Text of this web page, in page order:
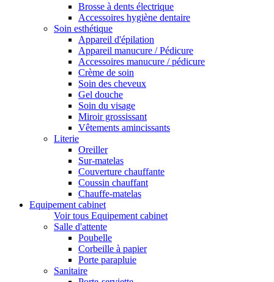
Brosse à dents électrique
Accessoires hygiène dentaire
Soin esthétique
Appareil d'épilation
Appareil manucure / Pédicure
Accessoires manucure / pédicure
Crème de soin
Soin des cheveux
Gel douche
Soin du visage
Miroir grossissant
Vêtements amincissants
Literie
Oreiller
Sur-matelas
Couverture chauffante
Coussin chauffant
Chauffe-matelas
Equipement cabinet
Voir tous Equipement cabinet
Salle d'attente
Poubelle
Corbeille à papier
Porte parapluie
Sanitaire